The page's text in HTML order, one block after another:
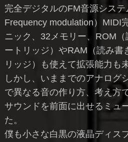
完全デジタルのFM音源シス
Frequency modulation）MIDI
ニック、32メモリー、ROM
ートリッジ）やRAM（読み書
リッジ）も使えて拡張能力も
しかし、いままでのアナログ
で異なる音の作り方、考え方
サウンドを前面に出せるミュ
た。
僕も小さな白黒の液晶ディス